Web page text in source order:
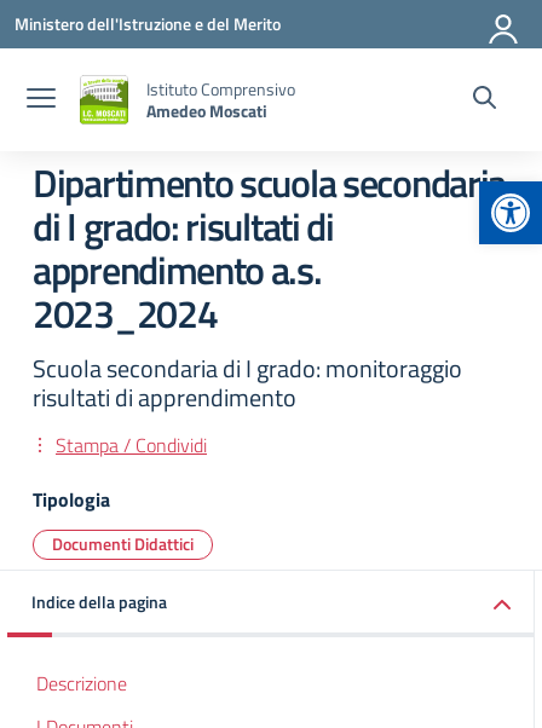
Vai ai contenuti
Vai al menu di navigazione
Vai al footer
Ministero dell'Istruzione e del Merito
Istituto Comprensivo
Amedeo Moscati
Dipartimento scuola secondaria
di I grado: risultati di
apprendimento a.s.
2023_2024
Scuola secondaria di I grado: monitoraggio
risultati di apprendimento
Stampa / Condividi
Tipologia
Documenti Didattici
Indice della pagina
Descrizione